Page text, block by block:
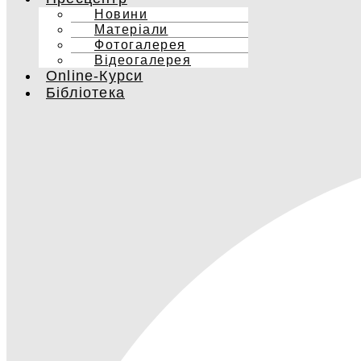
Новини
Матеріали
Фотогалерея
Відеогалерея
Online-Курси
Бібліотека